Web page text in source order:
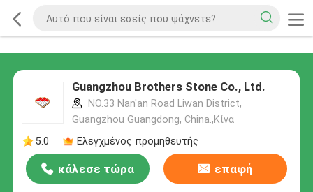
Guangzhou Brothers Stone Co., Ltd.
NO.33 Nan'an Road Liwan District,
Guangzhou Guangdong, China.,Κίνα
5.0
Ελεγχμένος προμηθευτής
κάλεσε τώρα επαφή